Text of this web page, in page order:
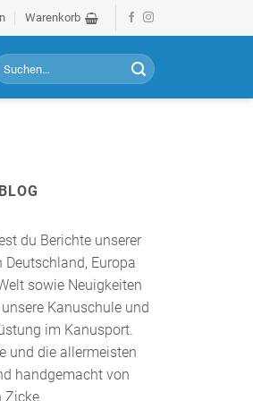
Warenkorb
du Berichte unserer
Deutschland, Europa
sowie Neuigkeiten
Kanuschule und
im Kanusport.
und die allermeisten
handgemacht von
Zicke.